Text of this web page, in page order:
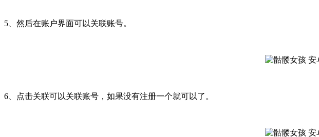
5、然后在账户界面可以关联账号。
6、点击关联可以关联账号，如果没有注册一个就可以了。